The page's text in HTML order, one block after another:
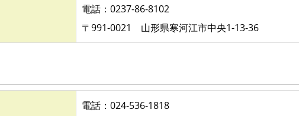
電話：0237-86-8102
〒991-0021 山形県寒河江市中央1-13-36
電話：024-536-1818